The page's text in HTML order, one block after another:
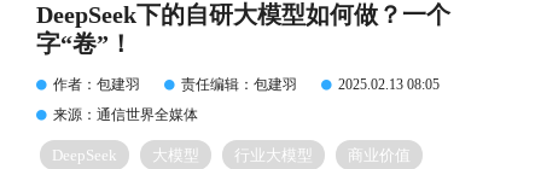
DeepSeek下的自研大模型如何做？一个
字“卷”！
作者：包建羽 责任编辑：包建羽
2025.02.13 08:05
来源：通信世界全媒体
DeepSeek 大模型 行业大模型 商业价值